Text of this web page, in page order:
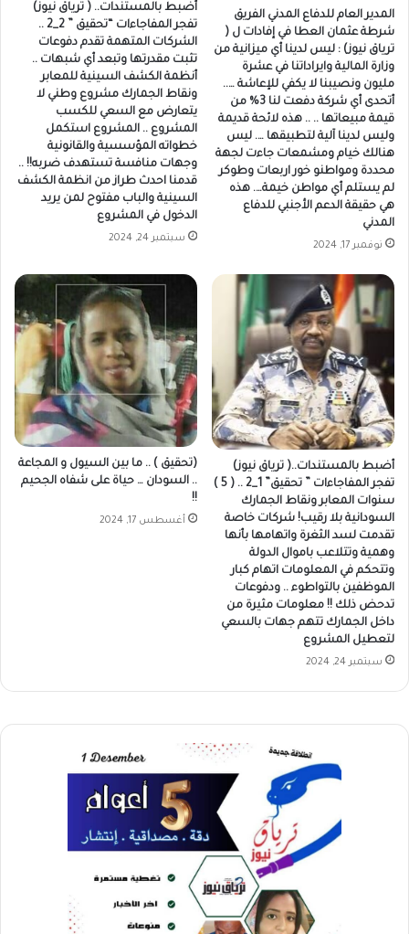
المدير العام للدفاع المدني الفريق
شرطة عثمان العطا في إفادات ل (
ترياق نيوز) : ليس لدينا أي ميزانية من
وزارة المالية وايراداتنا في عشرة
مليون ونصيبنا لا يكفي للإعاشة …..
أتحدى أي شركة دفعت لنا 3% من
قيمة مبيعاتها .. .. هذه لائحة قديمة
وليس لدينا آلية لتطبيقها …. ليس
هنالك خيام ومشمعات جاءت لجهة
محددة ومواطنو خور اربعات وطوكر
لم يستلم أي مواطن خيمة…. هذه
هي حقيقة الدعم الأجنبي للدفاع
المدني
نوفمبر 17, 2024
أضبط بالمستندات.. ( ترياق نيوز)
تفجر المفاجاءات “تحقيق ” 2_2 ..
الشركات المتهمة تقدم دفوعات
تثبت مقدرتها وتبعد أي شبهات ..
أنظمة الكشف السينية للمعابر
ونقاط الجمارك مشروع وطني لا
يتعارض مع السعي للكسب
المشروع .. المشروع استكمل
خطواته المؤسسية والقانونية
وجهات منافسة تستهدف ضربه!! ..
قدمنا احدث طراز من انظمة الكشف
السينية والباب مفتوح لمن يريد
الدخول في المشروع
سبتمبر 24, 2024
أضبط بالمستندات..( ترياق نيوز)
تفجر المفاجاءات ” تحقيق” 1_2 .. ( 5 )
سنوات المعابر ونقاط الجمارك
السودانية بلا رقيب! شركات خاصة
تقدمت لسد الثغرة واتهامها بأنها
وهمية وتتلاعب باموال الدولة
وتتحكم في المعلومات اتهام كبار
الموظفين بالتواطوء .. ودفوعات
تدحض ذلك !! معلومات مثيرة من
داخل الجمارك تتهم جهات بالسعي
لتعطيل المشروع
سبتمبر 24, 2024
(تحقيق ) .. ما بين السيول و المجاعة
.. السودان … حياة على شفاه الجحيم
!!
أغسطس 17, 2024